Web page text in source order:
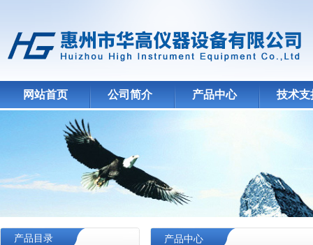
网站首页 公司简介 产品中心 技术支
产品目录 产品中心